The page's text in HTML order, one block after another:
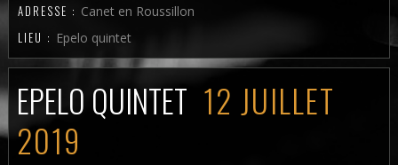
ADRESSE : Canet en Roussillon
LIEU : Epelo quintet
EPELO QUINTET 12 JUILLET
2019